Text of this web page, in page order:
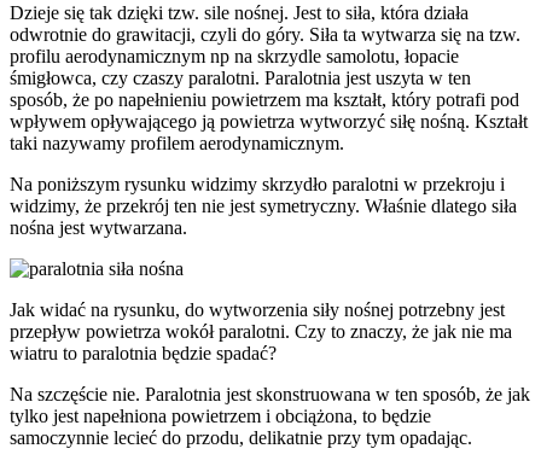
Dzieje się tak dzięki tzw. sile nośnej. Jest to siła, która działa
odwrotnie do grawitacji, czyli do góry. Siła ta wytwarza się na tzw.
profilu aerodynamicznym np na skrzydle samolotu, łopacie
śmigłowca, czy czaszy paralotni. Paralotnia jest uszyta w ten
sposób, że po napełnieniu powietrzem ma kształt, który potrafi pod
wpływem opływającego ją powietrza wytworzyć siłę nośną. Kształt
taki nazywamy profilem aerodynamicznym.
Na poniższym rysunku widzimy skrzydło paralotni w przekroju i
widzimy, że przekrój ten nie jest symetryczny. Właśnie dlatego siła
nośna jest wytwarzana.
Jak widać na rysunku, do wytworzenia siły nośnej potrzebny jest
przepływ powietrza wokół paralotni. Czy to znaczy, że jak nie ma
wiatru to paralotnia będzie spadać?
Na szczęście nie. Paralotnia jest skonstruowana w ten sposób, że jak
tylko jest napełniona powietrzem i obciążona, to będzie
samoczynnie lecieć do przodu, delikatnie przy tym opadając.